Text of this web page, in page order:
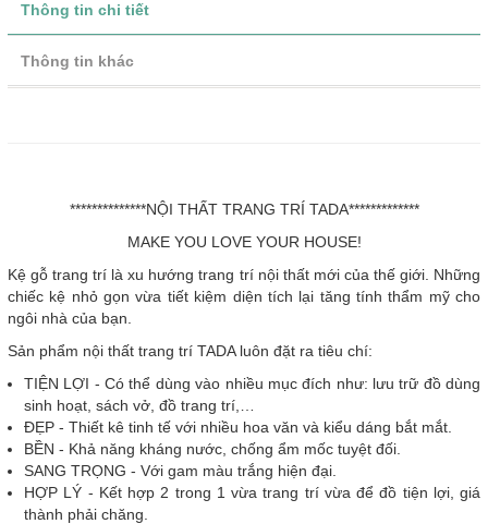
Thông tin chi tiết
Thông tin khác
**************NỘI THẤT TRANG TRÍ TADA*************
MAKE YOU LOVE YOUR HOUSE!
Kệ gỗ trang trí là xu hướng trang trí nội thất mới của thế giới. Những
chiếc kệ nhỏ gọn vừa tiết kiệm diện tích lại tăng tính thẩm mỹ cho
ngôi nhà của bạn.
Sản phẩm nội thất trang trí TADA luôn đặt ra tiêu chí:
TIỆN LỢI - Có thể dùng vào nhiều mục đích như: lưu trữ đồ dùng
sinh hoạt, sách vở, đồ trang trí,…
ĐẸP - Thiết kê tinh tế với nhiều hoa văn và kiểu dáng bắt mắt.
BỀN - Khả năng kháng nước, chống ẩm mốc tuyệt đối.
SANG TRỌNG - Với gam màu trắng hiện đại.
HỢP LÝ - Kết hợp 2 trong 1 vừa trang trí vừa để đồ tiện lợi, giá
thành phải chăng.